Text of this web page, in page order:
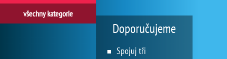
všechny kategorie
Doporučujeme
Spojuj tři